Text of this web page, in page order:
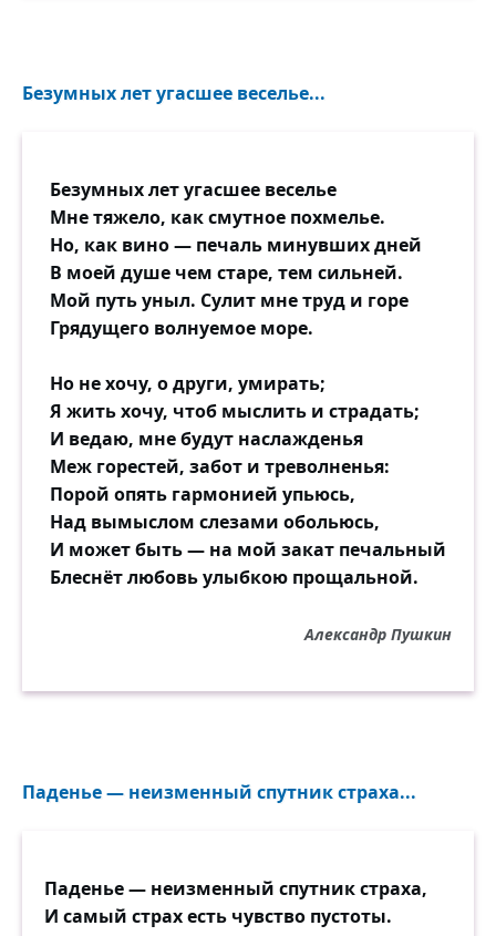
Безумных лет угасшее веселье...
Безумных лет угасшее веселье
Мне тяжело, как смутное похмелье.
Но, как вино — печаль минувших дней
В моей душе чем старе, тем сильней.
Мой путь уныл. Сулит мне труд и горе
Грядущего волнуемое море.
Но не хочу, о други, умирать;
Я жить хочу, чтоб мыслить и страдать;
И ведаю, мне будут наслажденья
Меж горестей, забот и треволненья:
Порой опять гармонией упьюсь,
Над вымыслом слезами обольюсь,
И может быть — на мой закат печальный
Блеснёт любовь улыбкою прощальной.
Александр Пушкин
Паденье — неизменный спутник страха...
Паденье — неизменный спутник страха,
И самый страх есть чувство пустоты.